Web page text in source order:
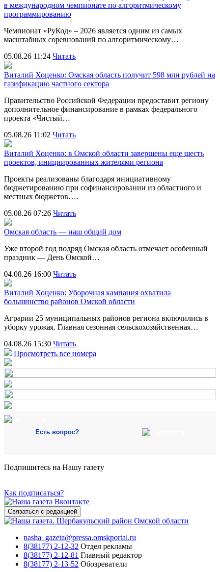
в международном чемпионате по алгоритмическому
программированию
Чемпионат «РуКод» – 2026 является одним из самых
масштабных соревнований по алгоритмическому…
05.08.26 11:24 Читать
Виталий Хоценко: Омская область получит 598 млн рублей на
газификацию частного сектора
Правительство Российской Федерации предоставит региону
дополнительное финансирование в рамках федерального
проекта «Чистый…
05.08.26 11:02 Читать
Виталий Хоценко: в Омской области завершены еще шесть
проектов, инициированных жителями региона
Проекты реализованы благодаря инициативному
бюджетированию при софинансировании из областного и
местных бюджетов….
05.08.26 07:26 Читать
Омская область — наш общий дом
Уже второй год подряд Омская область отмечает особенный
праздник — День Омской…
04.08.26 16:00 Читать
Виталий Хоценко: Уборочная кампания охватила
большинство районов Омской области
Аграрии 25 муниципальных районов региона включились в
уборку урожая. Главная сезонная сельскохозяйственная…
04.08.26 15:30 Читать
Просмотреть все номера
Есть вопрос?
Подпишитесь на Нашу газету
Как подписаться?
Связаться с редакцией
nasha_gazeta@pressa.omskportal.ru
8(38177) 2-12-32 Отдел рекламы
8(38177) 2-12-81 Главный редактор
8(38177) 2-13-52 Обозреватели